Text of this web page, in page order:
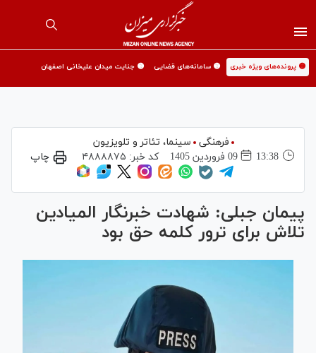
🟡 پرونده‌های ویژه خبری 🟡 سامانه‌های قضایی 🟡 جنایت میدان علیخانی اصفهان
فرهنگی
سینما،‌ تئاتر و تلویزیون
13:38
09 فروردين 1405 کد خبر: ۴۸۸۸۸۷۵ چاپ
پیمان جبلی: شهادت خبرنگار المیادین
تلاش برای ترور کلمه حق بود